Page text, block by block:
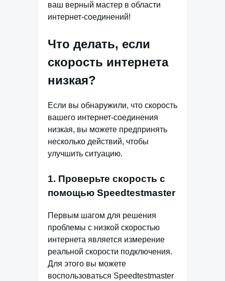
ваш верный мастер в области
интернет-соединений!
Что делать, если
скорость интернета
низкая?
Если вы обнаружили, что скорость
вашего интернет-соединения
низкая, вы можете предпринять
несколько действий, чтобы
улучшить ситуацию.
1. Проверьте скорость с
помощью Speedtestmaster
Первым шагом для решения
проблемы с низкой скоростью
интернета является измерение
реальной скорости подключения.
Для этого вы можете
воспользоваться Speedtestmaster